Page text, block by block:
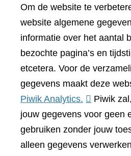
Om de website te
website algemene
informatie over het aantal
bezochte pagina’s en
etcetera. Voor de
gegevens maakt deze
Piwik Analytics. (verwijst
naar
een
andere
Piwik
jouw gegevens voor geen
gebruiken zonder jouw
alleen gegevens